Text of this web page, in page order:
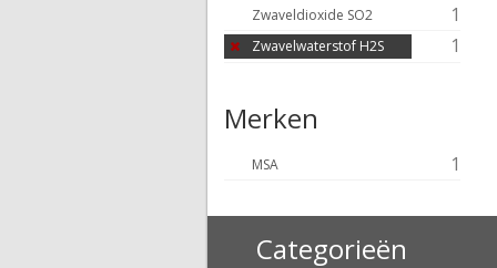
Zwaveldioxide SO2 1
Zwavelwaterstof H2S 1
Merken
MSA 1
Categorieën